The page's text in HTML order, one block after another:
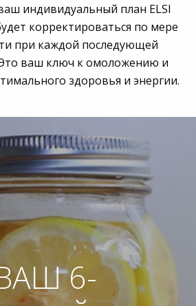
индивидуальный план ELSI
корректироваться по мере
при каждой последующей
ваш ключ к омоложению и
здоровья и энергии.
6-